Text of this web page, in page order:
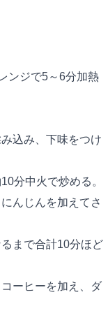
ンジで5～6分加熱
込み、下味をつけ
分中火で炒める。
んじんを加えてさ
まで合計10分ほど
ーヒーを加え、ダ